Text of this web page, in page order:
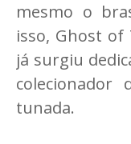
mesmo o
isso, Ghost
já surgiu
colecionador
tunada.